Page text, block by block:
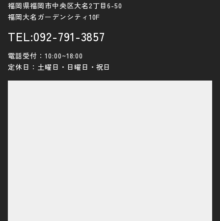
福岡県福岡市中央区大名2丁目6-50
福岡大名ガーデンシティ10F
TEL:092-791-3857
電話受付：10:00~18:00
定休日：土曜日・日曜日・祝日